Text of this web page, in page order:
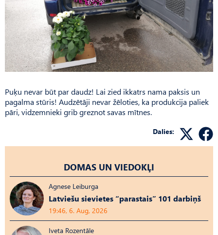
Puķu nevar būt par daudz! Lai zied ikkatrs nama paksis un
pagalma stūris! Audzētāji nevar žēloties, ka produkcija paliek
pāri, vidzemnieki grib greznot savas mītnes.
Dalies:
DOMAS UN VIEDOKĻI
Agnese Leiburga
Latviešu sievietes “parastais” 101 darbiņš
19:46, 6. Aug, 2026
Iveta Rozentāle